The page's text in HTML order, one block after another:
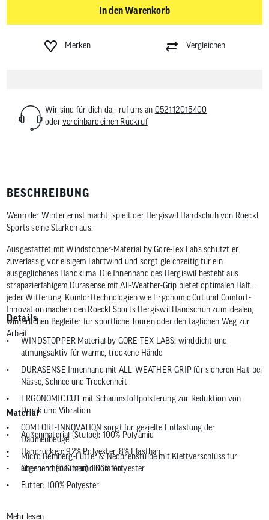
In den Warenkorb
Merken Vergleichen
Wir sind für dich da - ruf uns an 052112015400
odervereinbare einen Rückruf
BESCHREIBUNG
Wenn der Winter ernst macht, spielt der Hergiswil Handschuh von Roeckl
Sports seine Stärken aus.
Ausgestattet mit Windstopper-Material by Gore-Tex Labs schützt er
zuverlässig vor eisigem Fahrtwind und sorgt gleichzeitig für ein
ausgeglichenes Handklima. Die Innenhand des Hergiswil besteht aus
strapazierfähigem Durasense mit All-Weather-Grip bietet optimalen Halt bei
jeder Witterung. Komforttechnologien wie Ergonomic Cut und Comfort-
Innovation machen den Roeckl Sports Hergiswil Handschuh zum idealen,
winterlichen Begleiter für sportliche Touren oder den täglichen Weg zur
Arbeit.
Details
WINDSTOPPER Material by GORE-TEX LABS: winddicht und
atmungsaktiv für warme, trockene Hände
DURASENSE Innenhand mit ALL-WEATHER-GRIP für sicheren Halt bei
Nässe, Schnee und Trockenheit
ERGONOMIC CUT mit Schaumstoffpolsterung zur Reduktion von
Druck und Vibration
COMFORT-INNOVATION sorgt für gezielte Entlastung der
Daumenbeuge
Micro Bemberg-Futter & Neoprenstulpe mit Klettverschluss für
angenehmen Sitz und Komfort
Material
Außenmaterial (Stulpe): 100% Polyamid
Handrücken: 92% Polyester, 8% Elasthan
Oberhand (Daumen): 100% Polyester
Futter: 100% Polyester
Mehr lesen